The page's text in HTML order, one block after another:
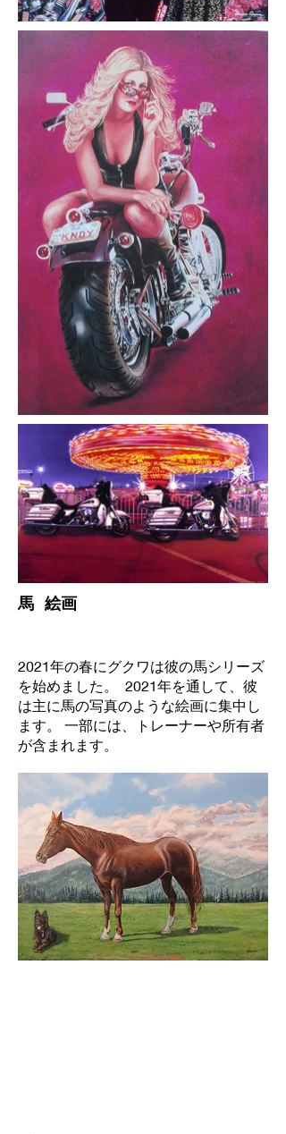
馬 絵画
2021年の春にグクワは彼の馬シリーズ
を始めました。 2021年を通して、彼
は主に馬の写真のような絵画に集中し
ます。 一部には、トレーナーや所有者
が含まれます。